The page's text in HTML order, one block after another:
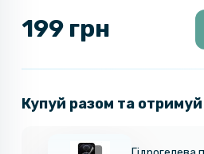
199 грн
Купуй разом та